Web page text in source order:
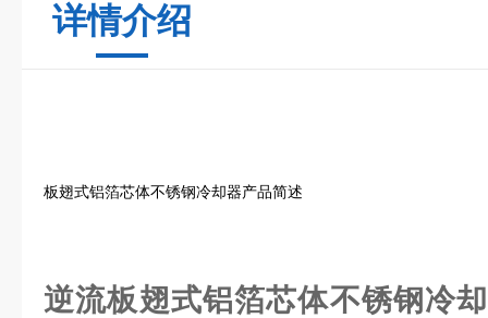
详情介绍
板翅式铝箔芯体不锈钢冷却器产品简述
逆流板翅式铝箔芯体不锈钢冷